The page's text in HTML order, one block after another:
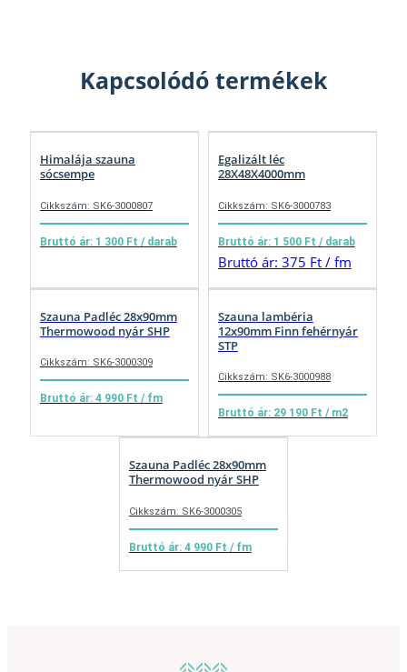
Kapcsolódó termékek
Himalája szauna
sócsempe
Cikkszám: SK6-3000807
Bruttó ár: 1 300 Ft / darab
Egalizált léc
28X48X4000mm
Cikkszám: SK6-3000783
Bruttó ár: 1 500 Ft / darab
Bruttó ár: 375 Ft / fm
Szauna Padléc 28x90mm
Thermowood nyár SHP
Cikkszám: SK6-3000309
Bruttó ár: 4 990 Ft / fm
Szauna lambéria
12x90mm Finn fehérnyár
STP
Cikkszám: SK6-3000988
Bruttó ár: 29 190 Ft / m2
Szauna Padléc 28x90mm
Thermowood nyár SHP
Cikkszám: SK6-3000305
Bruttó ár: 4 990 Ft / fm